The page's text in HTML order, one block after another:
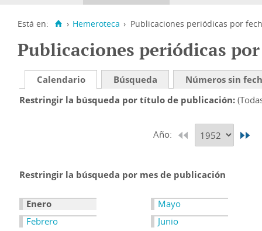
Está en: › Hemeroteca › Publicaciones periódicas por
Publicaciones periódicas
Calendario Búsqueda
Números sin
Restringir la búsqueda por título de publicación
Año:
Restringir la búsqueda por mes de publicación
Enero
Febrero
Mayo
Junio